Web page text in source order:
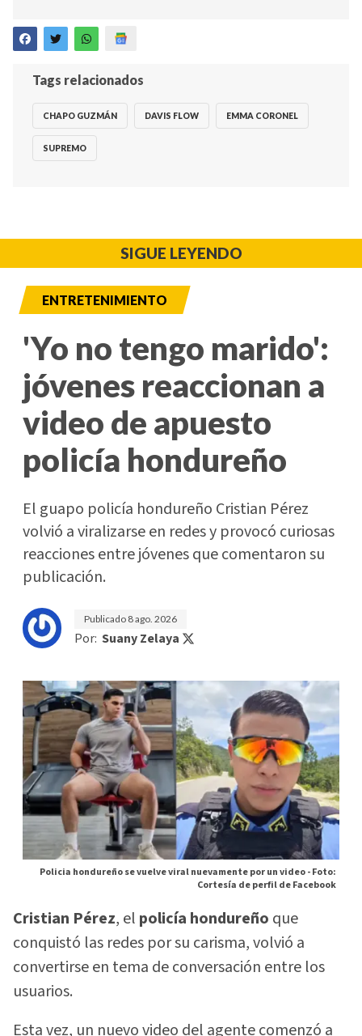
Tags relacionados
CHAPO GUZMÁN DAVIS FLOW EMMA CORONEL
SUPREMO
SIGUE LEYENDO
ENTRETENIMIENTO
'Yo no tengo marido':
jóvenes reaccionan a
video de apuesto
policía hondureño
El guapo policía hondureño Cristian Pérez
volvió a viralizarse en redes y provocó curiosas
reacciones entre jóvenes que comentaron su
publicación.
Publicado 8 ago. 2026
Por: Suany Zelaya
Policia hondureño se vuelve viral nuevamente por un video -Foto:
Cortesía de perfil de Facebook
Cristian Pérez, el policía hondureño que
conquistó las redes por su carisma, volvió a
convertirse en tema de conversación entre los
usuarios.
Esta vez, un nuevo video del agente comenzó a